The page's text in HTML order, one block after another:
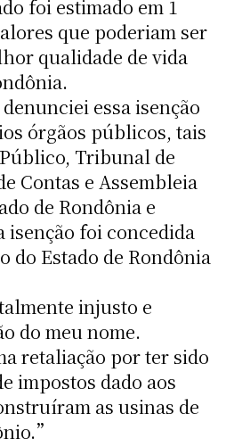
foi estimado em 1
que poderiam ser
qualidade de vida
essa isenção
órgãos públicos, tais
Tribunal de
Contas e Assembleia
de Rondônia e
isenção foi concedida
do Estado de Rondônia
injusto e
do meu nome.
retaliação por ter sido
impostos dado aos
as usinas de